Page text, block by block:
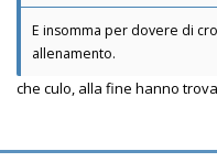
E insomma per dovere di
allenamento.
che culo, alla fine hanno